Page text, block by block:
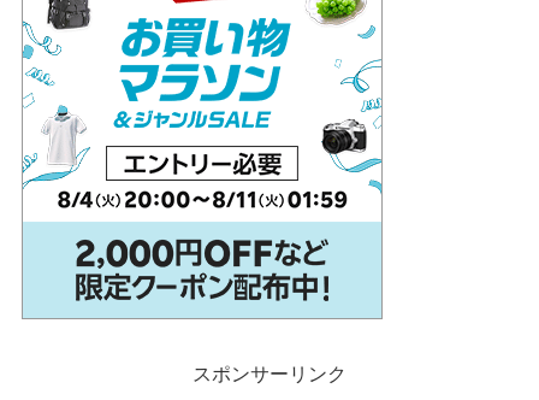
スポンサーリンク